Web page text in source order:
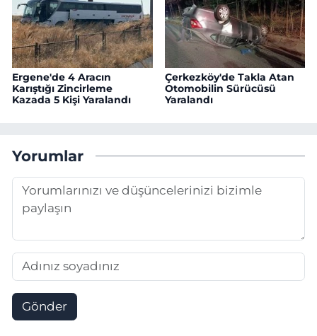
Ergene'de 4 Aracın
Karıştığı Zincirleme
Kazada 5 Kişi Yaralandı
Çerkezköy'de Takla Atan
Otomobilin Sürücüsü
Yaralandı
Yorumlar
Gönder